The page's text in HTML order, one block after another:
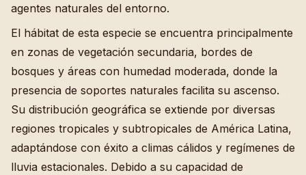
agentes naturales del entorno.
El hábitat de esta especie se encuentra principalmente
en zonas de vegetación secundaria, bordes de
bosques y áreas con humedad moderada, donde la
presencia de soportes naturales facilita su ascenso.
Su distribución geográfica se extiende por diversas
regiones tropicales y subtropicales de América Latina,
adaptándose con éxito a climas cálidos y regímenes de
lluvia estacionales. Debido a su capacidad de